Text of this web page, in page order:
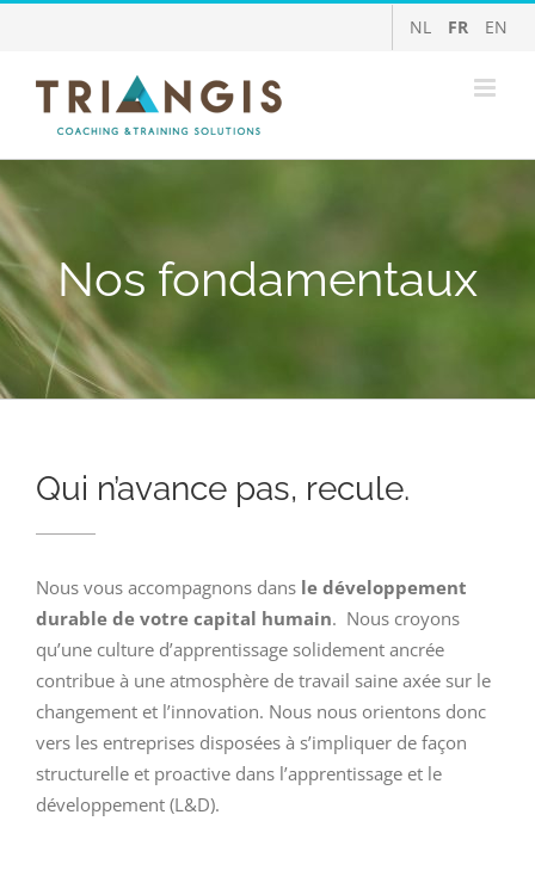
content
NL FR EN
Nos fondamentaux
Qui n’avance pas, recule.
Nous vous accompagnons dans le développement
durable de votre capital humain. Nous croyons
qu’une culture d’apprentissage solidement ancrée
contribue à une atmosphère de travail saine axée sur le
changement et l’innovation. Nous nous orientons donc
vers les entreprises disposées à s’impliquer de façon
structurelle et proactive dans l’apprentissage et le
développement (L&D).